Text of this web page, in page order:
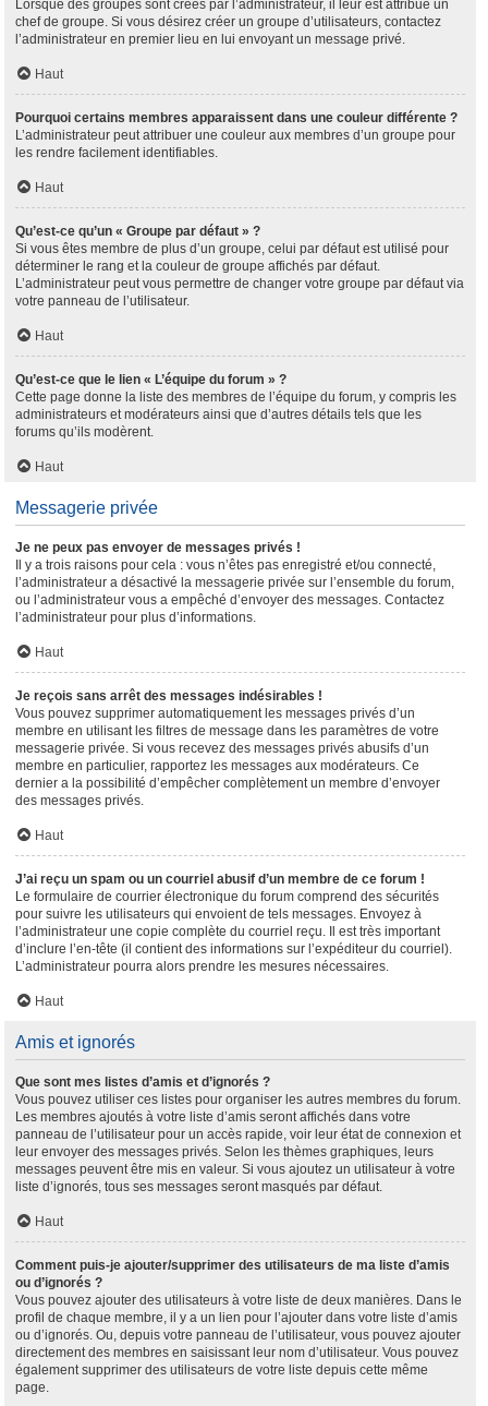
Lorsque des groupes sont créés par l’administrateur, il leur est attribué un
chef de groupe. Si vous désirez créer un groupe d’utilisateurs, contactez
l’administrateur en premier lieu en lui envoyant un message privé.
Haut
Pourquoi certains membres apparaissent dans une couleur différente ?
L’administrateur peut attribuer une couleur aux membres d’un groupe pour
les rendre facilement identifiables.
Haut
Qu’est-ce qu’un « Groupe par défaut » ?
Si vous êtes membre de plus d’un groupe, celui par défaut est utilisé pour
déterminer le rang et la couleur de groupe affichés par défaut.
L’administrateur peut vous permettre de changer votre groupe par défaut via
votre panneau de l’utilisateur.
Haut
Qu’est-ce que le lien « L’équipe du forum » ?
Cette page donne la liste des membres de l’équipe du forum, y compris les
administrateurs et modérateurs ainsi que d’autres détails tels que les
forums qu’ils modèrent.
Haut
Messagerie privée
Je ne peux pas envoyer de messages privés !
Il y a trois raisons pour cela : vous n’êtes pas enregistré et/ou connecté,
l’administrateur a désactivé la messagerie privée sur l’ensemble du forum,
ou l’administrateur vous a empêché d’envoyer des messages. Contactez
l’administrateur pour plus d’informations.
Haut
Je reçois sans arrêt des messages indésirables !
Vous pouvez supprimer automatiquement les messages privés d’un
membre en utilisant les filtres de message dans les paramètres de votre
messagerie privée. Si vous recevez des messages privés abusifs d’un
membre en particulier, rapportez les messages aux modérateurs. Ce
dernier a la possibilité d’empêcher complètement un membre d’envoyer
des messages privés.
Haut
J’ai reçu un spam ou un courriel abusif d’un membre de ce forum !
Le formulaire de courrier électronique du forum comprend des sécurités
pour suivre les utilisateurs qui envoient de tels messages. Envoyez à
l’administrateur une copie complète du courriel reçu. Il est très important
d’inclure l’en-tête (il contient des informations sur l’expéditeur du courriel).
L’administrateur pourra alors prendre les mesures nécessaires.
Haut
Amis et ignorés
Que sont mes listes d’amis et d’ignorés ?
Vous pouvez utiliser ces listes pour organiser les autres membres du forum.
Les membres ajoutés à votre liste d’amis seront affichés dans votre
panneau de l’utilisateur pour un accès rapide, voir leur état de connexion et
leur envoyer des messages privés. Selon les thèmes graphiques, leurs
messages peuvent être mis en valeur. Si vous ajoutez un utilisateur à votre
liste d’ignorés, tous ses messages seront masqués par défaut.
Haut
Comment puis-je ajouter/supprimer des utilisateurs de ma liste d’amis
ou d’ignorés ?
Vous pouvez ajouter des utilisateurs à votre liste de deux manières. Dans le
profil de chaque membre, il y a un lien pour l’ajouter dans votre liste d’amis
ou d’ignorés. Ou, depuis votre panneau de l’utilisateur, vous pouvez ajouter
directement des membres en saisissant leur nom d’utilisateur. Vous pouvez
également supprimer des utilisateurs de votre liste depuis cette même
page.